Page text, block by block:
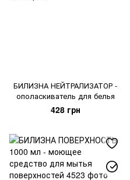
БИЛИЗНА НЕЙТРАЛИЗАТОР -
ополаскиватель для белья
428 грн